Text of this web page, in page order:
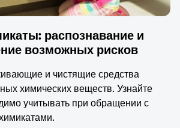
распознавание и
возможных рисков
и чистящие средства
химических веществ. Узнайте
учитывать при обращении с